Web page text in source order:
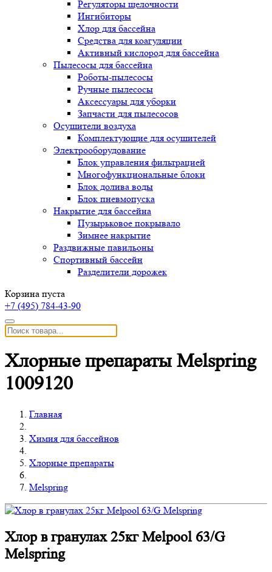
Регуляторы щелочности
Ингибиторы
Хлор для бассейна
Средства для коагуляции
Активный кислород для бассейна
Пылесосы для бассейна
Роботы-пылесосы
Ручные пылесосы
Аксессуары для уборки
Запчасти для пылесосов
Осушители воздуха
Комплектующие для осушителей
Электрооборудование
Блок управления фильтрацией
Многофункциональные блоки
Блок долива воды
Блок пневмопуска
Накрытие для бассейна
Пузырьковое покрывало
Зимнее накрытие
Раздвижные павильоны
Спортивный бассейн
Разделители дорожек
Корзина пуста
+7 (495) 784-43-90
Хлорные препараты Melspring
1009120
Главная
Химия для бассейнов
Хлорные препараты
Melspring
Хлор в гранулах 25кг Melpool 63/G
Melspring